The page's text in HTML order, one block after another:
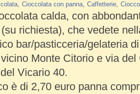
Cioccolata con panna Caffetterie
calda, con
richiesta), che vedete
bar/pasticceria/gelateria
Monte Citorio e via
Vicario 40.
è di 2,70 euro panna